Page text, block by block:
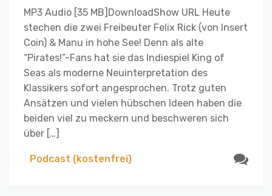
MP3 Audio [35 MB]DownloadShow URL Heute
stechen die zwei Freibeuter Felix Rick (von Insert
Coin) & Manu in hohe See! Denn als alte
“Pirates!”-Fans hat sie das Indiespiel King of
Seas als moderne Neuinterpretation des
Klassikers sofort angesprochen. Trotz guten
Ansätzen und vielen hübschen Ideen haben die
beiden viel zu meckern und beschweren sich
über […]
Podcast (kostenfrei)